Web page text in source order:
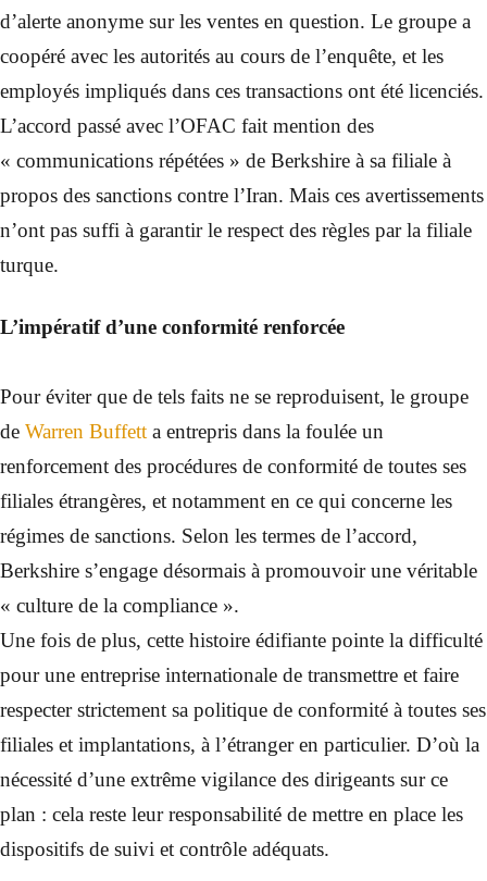
d’alerte anonyme sur les ventes en question. Le groupe a
coopéré avec les autorités au cours de l’enquête, et les
employés impliqués dans ces transactions ont été licenciés.
L’accord passé avec l’OFAC fait mention des
« communications répétées » de Berkshire à sa filiale à
propos des sanctions contre l’Iran. Mais ces avertissements
n’ont pas suffi à garantir le respect des règles par la filiale
turque.
L’impératif d’une conformité renforcée
Pour éviter que de tels faits ne se reproduisent, le groupe
de Warren Buffett a entrepris dans la foulée un
renforcement des procédures de conformité de toutes ses
filiales étrangères, et notamment en ce qui concerne les
régimes de sanctions. Selon les termes de l’accord,
Berkshire s’engage désormais à promouvoir une véritable
« culture de la compliance ».
Une fois de plus, cette histoire édifiante pointe la difficulté
pour une entreprise internationale de transmettre et faire
respecter strictement sa politique de conformité à toutes ses
filiales et implantations, à l’étranger en particulier. D’où la
nécessité d’une extrême vigilance des dirigeants sur ce
plan : cela reste leur responsabilité de mettre en place les
dispositifs de suivi et contrôle adéquats.